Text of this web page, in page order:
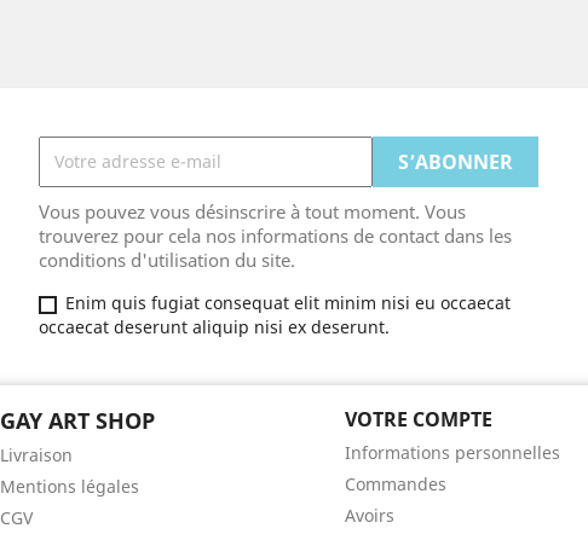
Vous pouvez vous désinscrire à tout moment. Vous
trouverez pour cela nos informations de contact dans les
conditions d'utilisation du site.
Enim quis fugiat consequat elit minim nisi eu occaecat
occaecat deserunt aliquip nisi ex deserunt.
GAY ART SHOP
Livraison
Mentions légales
CGV
VOTRE COMPTE
Informations personnelles
Commandes
Avoirs